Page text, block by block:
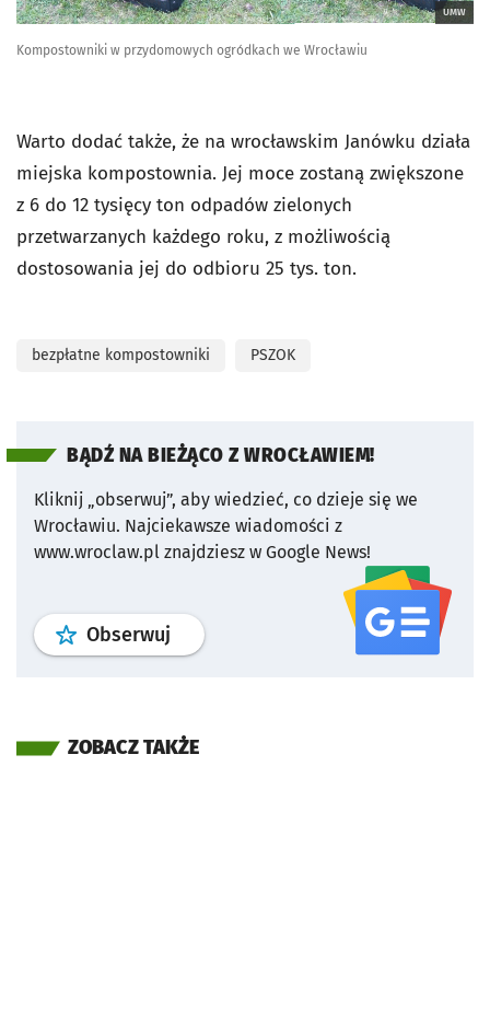
UMW
Kompostowniki w przydomowych ogródkach we Wrocławiu
Warto dodać także, że na wrocławskim Janówku działa
miejska kompostownia. Jej moce zostaną zwiększone
z 6 do 12 tysięcy ton odpadów zielonych
przetwarzanych każdego roku, z możliwością
dostosowania jej do odbioru 25 tys. ton.
bezpłatne kompostowniki PSZOK
BĄDŹ NA BIEŻĄCO Z WROCŁAWIEM!
Kliknij „obserwuj”, aby wiedzieć, co dzieje się we
Wrocławiu. Najciekawsze wiadomości z
www.wroclaw.pl znajdziesz w Google News!
Obserwuj profil serwisu
ZOBACZ TAKŻE